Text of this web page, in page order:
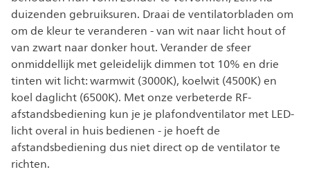
duizenden gebruiksuren. Draai de ventilatorbladen om
om de kleur te veranderen - van wit naar licht hout of
van zwart naar donker hout. Verander de sfeer
onmiddellijk met geleidelijk dimmen tot 10% en drie
tinten wit licht: warmwit (3000K), koelwit (4500K) en
koel daglicht (6500K). Met onze verbeterde RF-
afstandsbediening kun je je plafondventilator met LED-
licht overal in huis bedienen - je hoeft de
afstandsbediening dus niet direct op de ventilator te
richten.